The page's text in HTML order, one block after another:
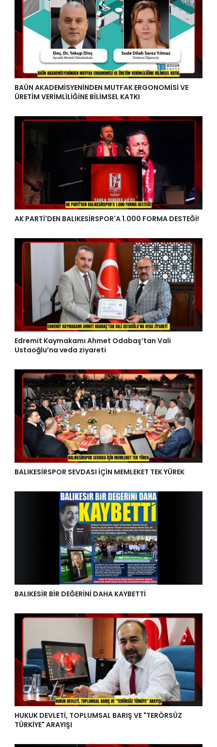
BAÜN AKADEMİSYENİNDEN MUTFAK ERGONOMİSİ VE
ÜRETİM VERİMLİLİĞİNE BİLİMSEL KATKI
AK PARTİ'DEN BALIKESİRSPOR'A 1.000 FORMA DESTEĞİ!
Edremit Kaymakamı Ahmet Odabaş’tan Vali
Ustaoğlu’na veda ziyareti
BALIKESİRSPOR SEVDASI İÇİN MEMLEKET TEK YÜREK
BALIKESİR BİR DEĞERİNİ DAHA KAYBETTİ
HUKUK DEVLETİ, TOPLUMSAL BARIŞ VE "TERÖRSÜZ
TÜRKİYE" ARAYIŞI